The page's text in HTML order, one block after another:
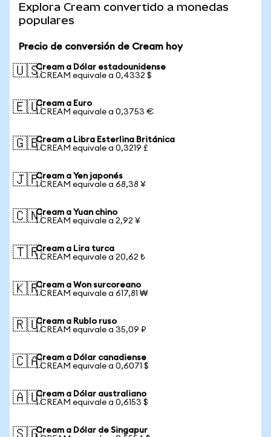
Explora Cream convertido a monedas
populares
Precio de conversión de Cream hoy
🇺🇸Cream a Dólar estadounidense
1 CREAM equivale a 0,4332 $
🇪🇺Cream a Euro
1 CREAM equivale a 0,3753 €
🇬🇧Cream a Libra Esterlina Británica
1 CREAM equivale a 0,3219 £
🇯🇵Cream a Yen japonés
1 CREAM equivale a 68,38 ¥
🇨🇳Cream a Yuan chino
1 CREAM equivale a 2,92 ¥
🇹🇷Cream a Lira turca
1 CREAM equivale a 20,62 ₺
🇰🇷Cream a Won surcoreano
1 CREAM equivale a 617,81 ₩
🇷🇺Cream a Rublo ruso
1 CREAM equivale a 35,09 ₽
🇨🇦Cream a Dólar canadiense
1 CREAM equivale a 0,6071 $
🇦🇺Cream a Dólar australiano
1 CREAM equivale a 0,6153 $
Cream a Dólar de Singapur